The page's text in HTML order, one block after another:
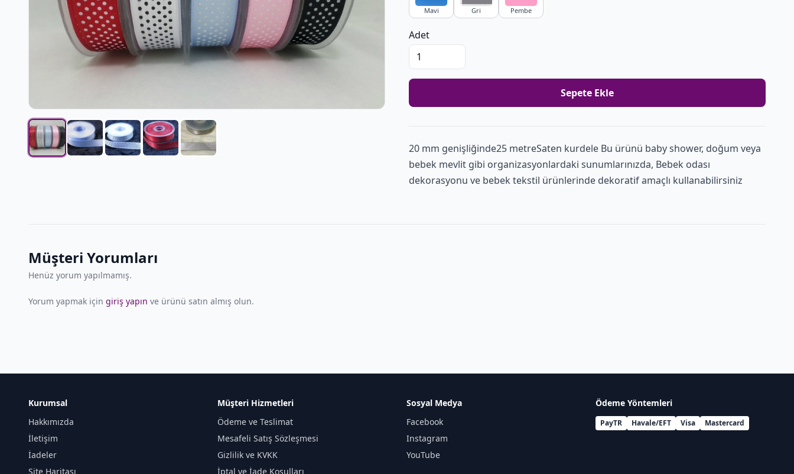
Mavi Gri Pembe
Adet
Sepete Ekle
20 mm genişliğinde25 metreSaten kurdele Bu ürünü baby shower, doğum veya
bebek mevlit gibi organizasyonlardaki sunumlarınızda, Bebek odası
dekorasyonu ve bebek tekstil ürünlerinde dekoratif amaçlı kullanabilirsiniz
Müşteri Yorumları
Henüz yorum yapılmamış.
Yorum yapmak için giriş yapın ve ürünü satın almış olun.
Kurumsal
Hakkımızda
İletişim
İadeler
Site Haritası
Müşteri Hizmetleri
Ödeme ve Teslimat
Mesafeli Satış Sözleşmesi
Gizlilik ve KVKK
İptal ve İade Koşulları
Sosyal Medya
Facebook
Instagram
YouTube
Ödeme Yöntemleri
PayTR Havale/EFT Visa Mastercard